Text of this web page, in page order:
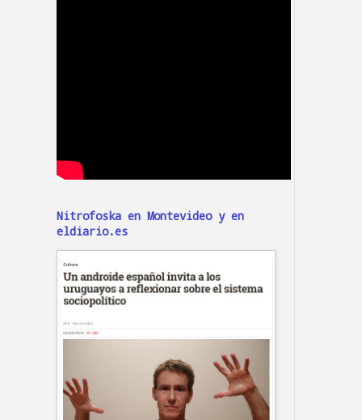
Nitrofoska en Montevideo y en
eldiario.es